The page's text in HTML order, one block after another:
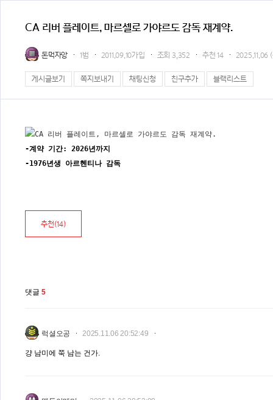
CA 리버 플레이트, 마르셀로 가야르도 감독 재계약.
돈먹자앙 1범 2011.09.10가입 조회 3,352 추천14 2025.11.06
게시글보기 쪽지보내기 채팅신청 친구추가 블랙리스트
-계약 기간: 2026년까지
-1976년생 아르헨티나 감독
추천(14)
댓글 5
럭셜오공 2025.11.06 20:52:49
걍 남미에 쭉 남는 건가.